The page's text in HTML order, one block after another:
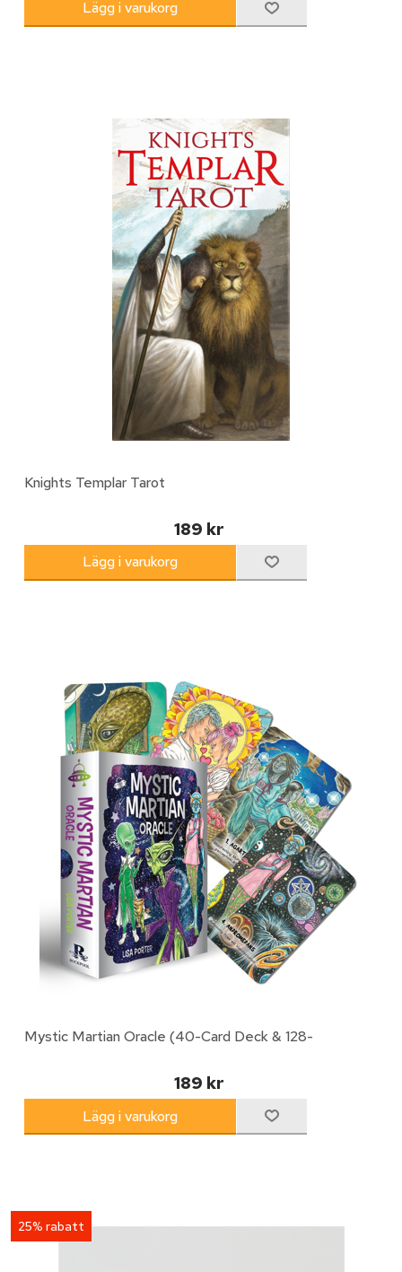
Knights Templar Tarot
189 kr
Mystic Martian Oracle (40-Card Deck & 128-
189 kr
25% rabatt